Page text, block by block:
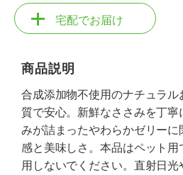
宅配でお届け
商品説明
合成添加物不使用のナチュラ
質で安心。新鮮なささみを丁
みが詰まったやわらかゼリー
感と美味しさ。本品はペット
用しないでください。直射日